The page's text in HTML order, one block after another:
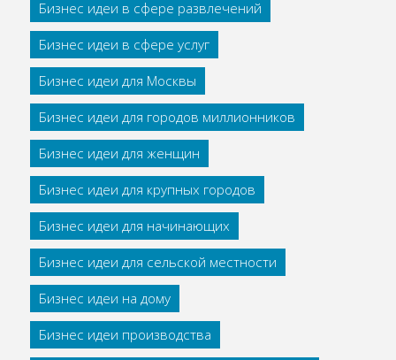
Бизнес идеи в сфере развлечений
Бизнес идеи в сфере услуг
Бизнес идеи для Москвы
Бизнес идеи для городов миллионников
Бизнес идеи для женщин
Бизнес идеи для крупных городов
Бизнес идеи для начинающих
Бизнес идеи для сельской местности
Бизнес идеи на дому
Бизнес идеи производства